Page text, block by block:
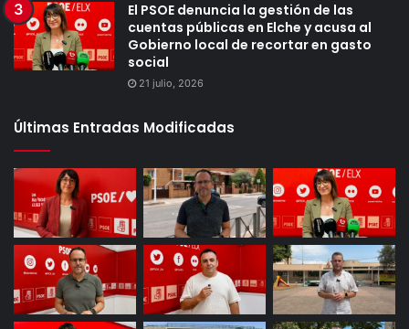
El PSOE denuncia la gestión de las
cuentas públicas en Elche y acusa al
Gobierno local de recortar en gasto
social
21 julio, 2026
Últimas Entradas Modificadas